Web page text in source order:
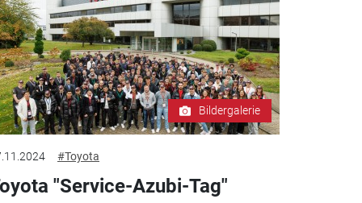
Bildergalerie
#Toyota
"Service-Azubi-Tag"